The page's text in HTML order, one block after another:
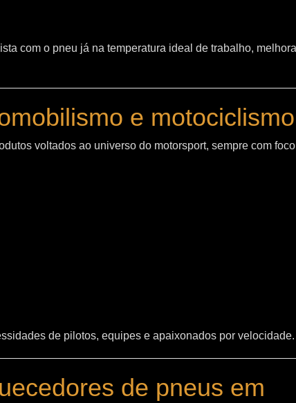
com o pneu já na temperatura ideal de trabalho,
e motociclismo
voltados ao universo do motorsport, sempre com
de pilotos, equipes e apaixonados por velocidade.
de pneus em